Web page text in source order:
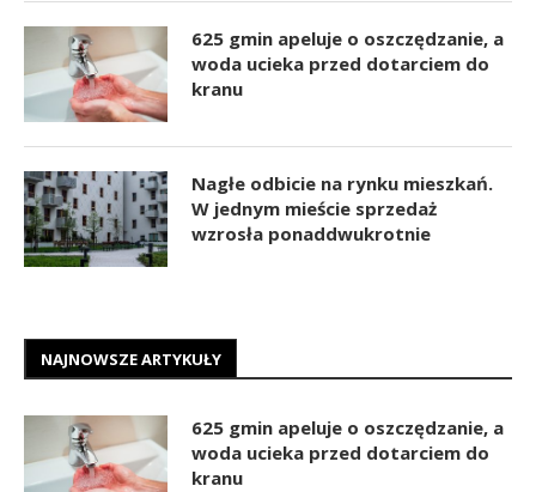
625 gmin apeluje o oszczędzanie, a
woda ucieka przed dotarciem do
kranu
Nagłe odbicie na rynku mieszkań.
W jednym mieście sprzedaż
wzrosła ponaddwukrotnie
NAJNOWSZE ARTYKUŁY
625 gmin apeluje o oszczędzanie, a
woda ucieka przed dotarciem do
kranu